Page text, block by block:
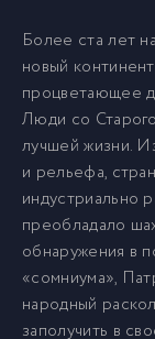
Более ста лет
новый
процветающее
Люди со
лучшей жизни.
и рельефа,
индустриально
преобладало
обнаружения в
«сомниума»,
народный
заполучить в